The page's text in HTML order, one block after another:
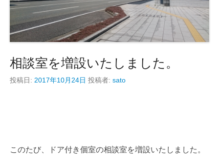
相談室を増設いたしました。
投稿日: 2017年10月24日 投稿者: sato
このたび、ドア付き個室の相談室を増設いたしました。